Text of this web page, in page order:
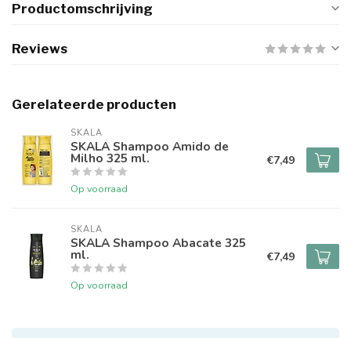
Productomschrijving
Reviews
Gerelateerde producten
SKALA
SKALA Shampoo Amido de
Milho 325 ml.
Op voorraad
€7,49
SKALA
SKALA Shampoo Abacate 325
ml.
Op voorraad
€7,49